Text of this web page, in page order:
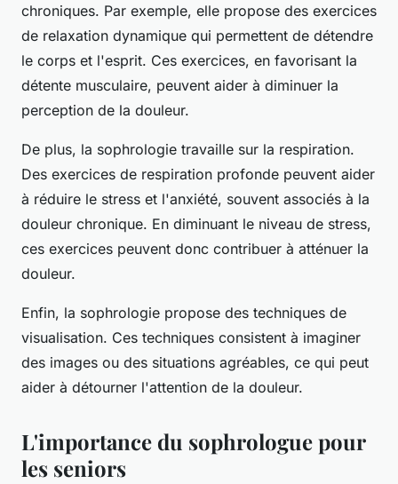
chroniques. Par exemple, elle propose des exercices
de relaxation dynamique qui permettent de détendre
le corps et l'esprit. Ces exercices, en favorisant la
détente musculaire, peuvent aider à diminuer la
perception de la douleur.
De plus, la sophrologie travaille sur la respiration.
Des exercices de respiration profonde peuvent aider
à réduire le stress et l'anxiété, souvent associés à la
douleur chronique. En diminuant le niveau de stress,
ces exercices peuvent donc contribuer à atténuer la
douleur.
Enfin, la sophrologie propose des techniques de
visualisation. Ces techniques consistent à imaginer
des images ou des situations agréables, ce qui peut
aider à détourner l'attention de la douleur.
L'importance du sophrologue pour
les seniors